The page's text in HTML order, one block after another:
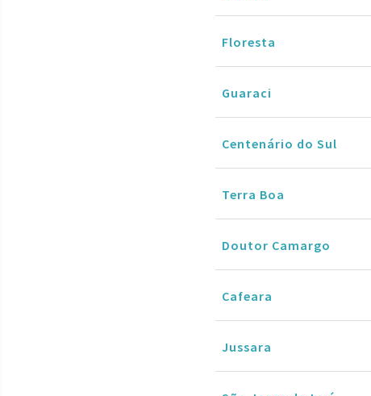
Floresta
Guaraci
Centenário do Sul
Terra Boa
Doutor Camargo
Cafeara
Jussara